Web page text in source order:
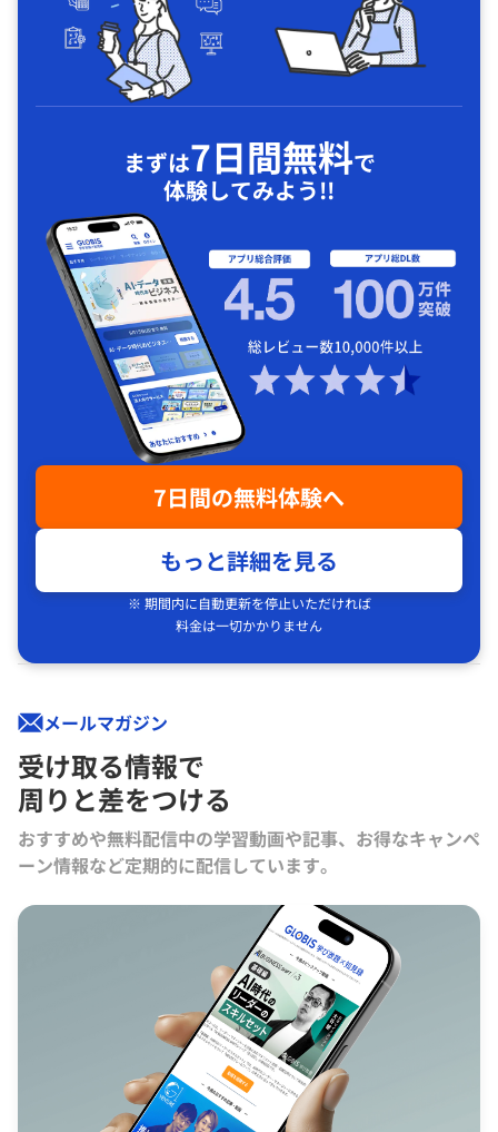
まずは7日間無料で
体験してみよう!!
7日間の無料体験へ
もっと詳細を見る
※ 期間内に自動更新を停止いただければ
料金は一切かかりません
メールマガジン
受け取る情報で
周りと差をつける
おすすめや無料配信中の学習動画や記事、お得なキャンペ
ーン情報など定期的に配信しています。